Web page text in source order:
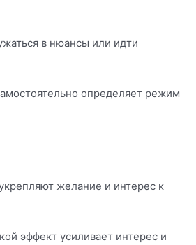
в нюансы или идти
определяет режим
желание и интерес к
эффект усиливает интерес и